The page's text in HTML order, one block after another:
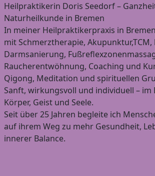
Heilpraktikerin Doris Seedorf –
Naturheilkunde in Bremen
In meiner Heilpraktikerpraxis in
mit Schmerztherapie,
Darmsanierung,
Raucherentwöhnung, Coaching und
Qigong, Meditation und spirituellen
Sanft, wirkungsvoll und individuell – im
Körper, Geist und Seele.
Seit über 25 Jahren begleite ich
auf ihrem Weg zu mehr Gesundheit,
innerer Balance.